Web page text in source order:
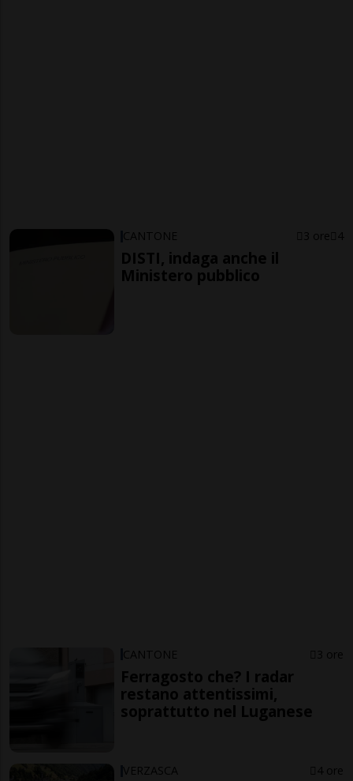
CANTONE 3 ore 4
DISTI, indaga anche il
Ministero pubblico
CANTONE 3 ore
Ferragosto che? I radar
restano attentissimi,
soprattutto nel Luganese
VERZASCA 4 ore